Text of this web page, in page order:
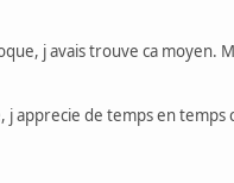
j avais trouve ca moyen.
apprecie de temps en temps